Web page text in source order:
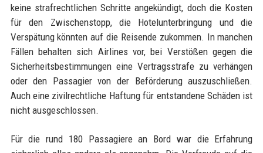
keine strafrechtlichen Schritte angekündigt, doch die Kosten
für den Zwischenstopp, die Hotelunterbringung und die
Verspätung könnten auf die Reisende zukommen. In manchen
Fällen behalten sich Airlines vor, bei Verstößen gegen die
Sicherheitsbestimmungen eine Vertragsstrafe zu verhängen
oder den Passagier von der Beförderung auszuschließen.
Auch eine zivilrechtliche Haftung für entstandene Schäden ist
nicht ausgeschlossen.
Für die rund 180 Passagiere an Bord war die Erfahrung